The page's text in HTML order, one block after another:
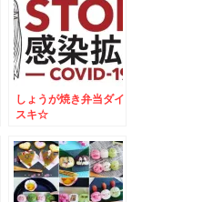
しょうが焼き弁当ダイ
スキ☆